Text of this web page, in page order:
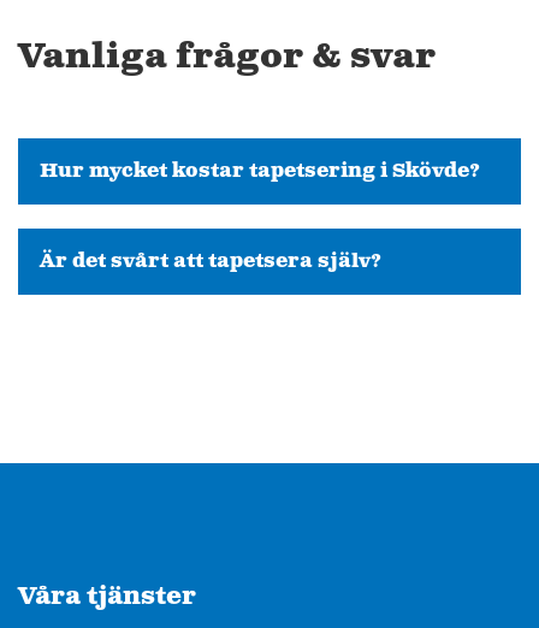
Vanliga frågor & svar
Hur mycket kostar tapetsering i Skövde?
Är det svårt att tapetsera själv?
Våra tjänster